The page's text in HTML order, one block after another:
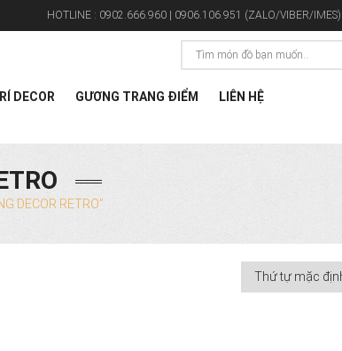
HOTLINE : 0902.666.960 | 0906.106.951 (ZALO/VIBER/IMES)
DECOR GƯƠNG TRANG ĐIỂM LIÊN HỆ
DECOR RETRO”